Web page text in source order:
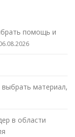
помощь и
выбрать материал,
в области